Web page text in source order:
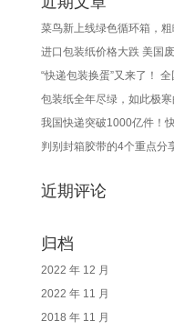
菜鸟新上线绿色循环箱，
进口包装纸价格大跌 美国
“快递包装换蛋”又来了！
包装纸全年尽绿，如此极
我国快递突破1000亿件！
判别封箱胶带的4个重点分
近期评论
归档
2022 年 12 月
2022 年 11 月
2018 年 11 月